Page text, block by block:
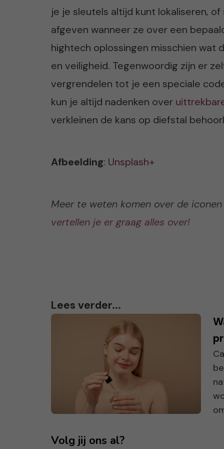
je je sleutels altijd kunt lokaliseren,
afgeven wanneer ze over een
hightech oplossingen misschien wat
en veiligheid. Tegenwoordig zijn er
vergrendelen tot je een speciale
kun je altijd nadenken over
verkleinen de kans op diefstal
Afbeelding: Unsplash+
Meer te weten komen over de
vertellen je er graag alles over!
Lees verder...
Volg jij ons al?